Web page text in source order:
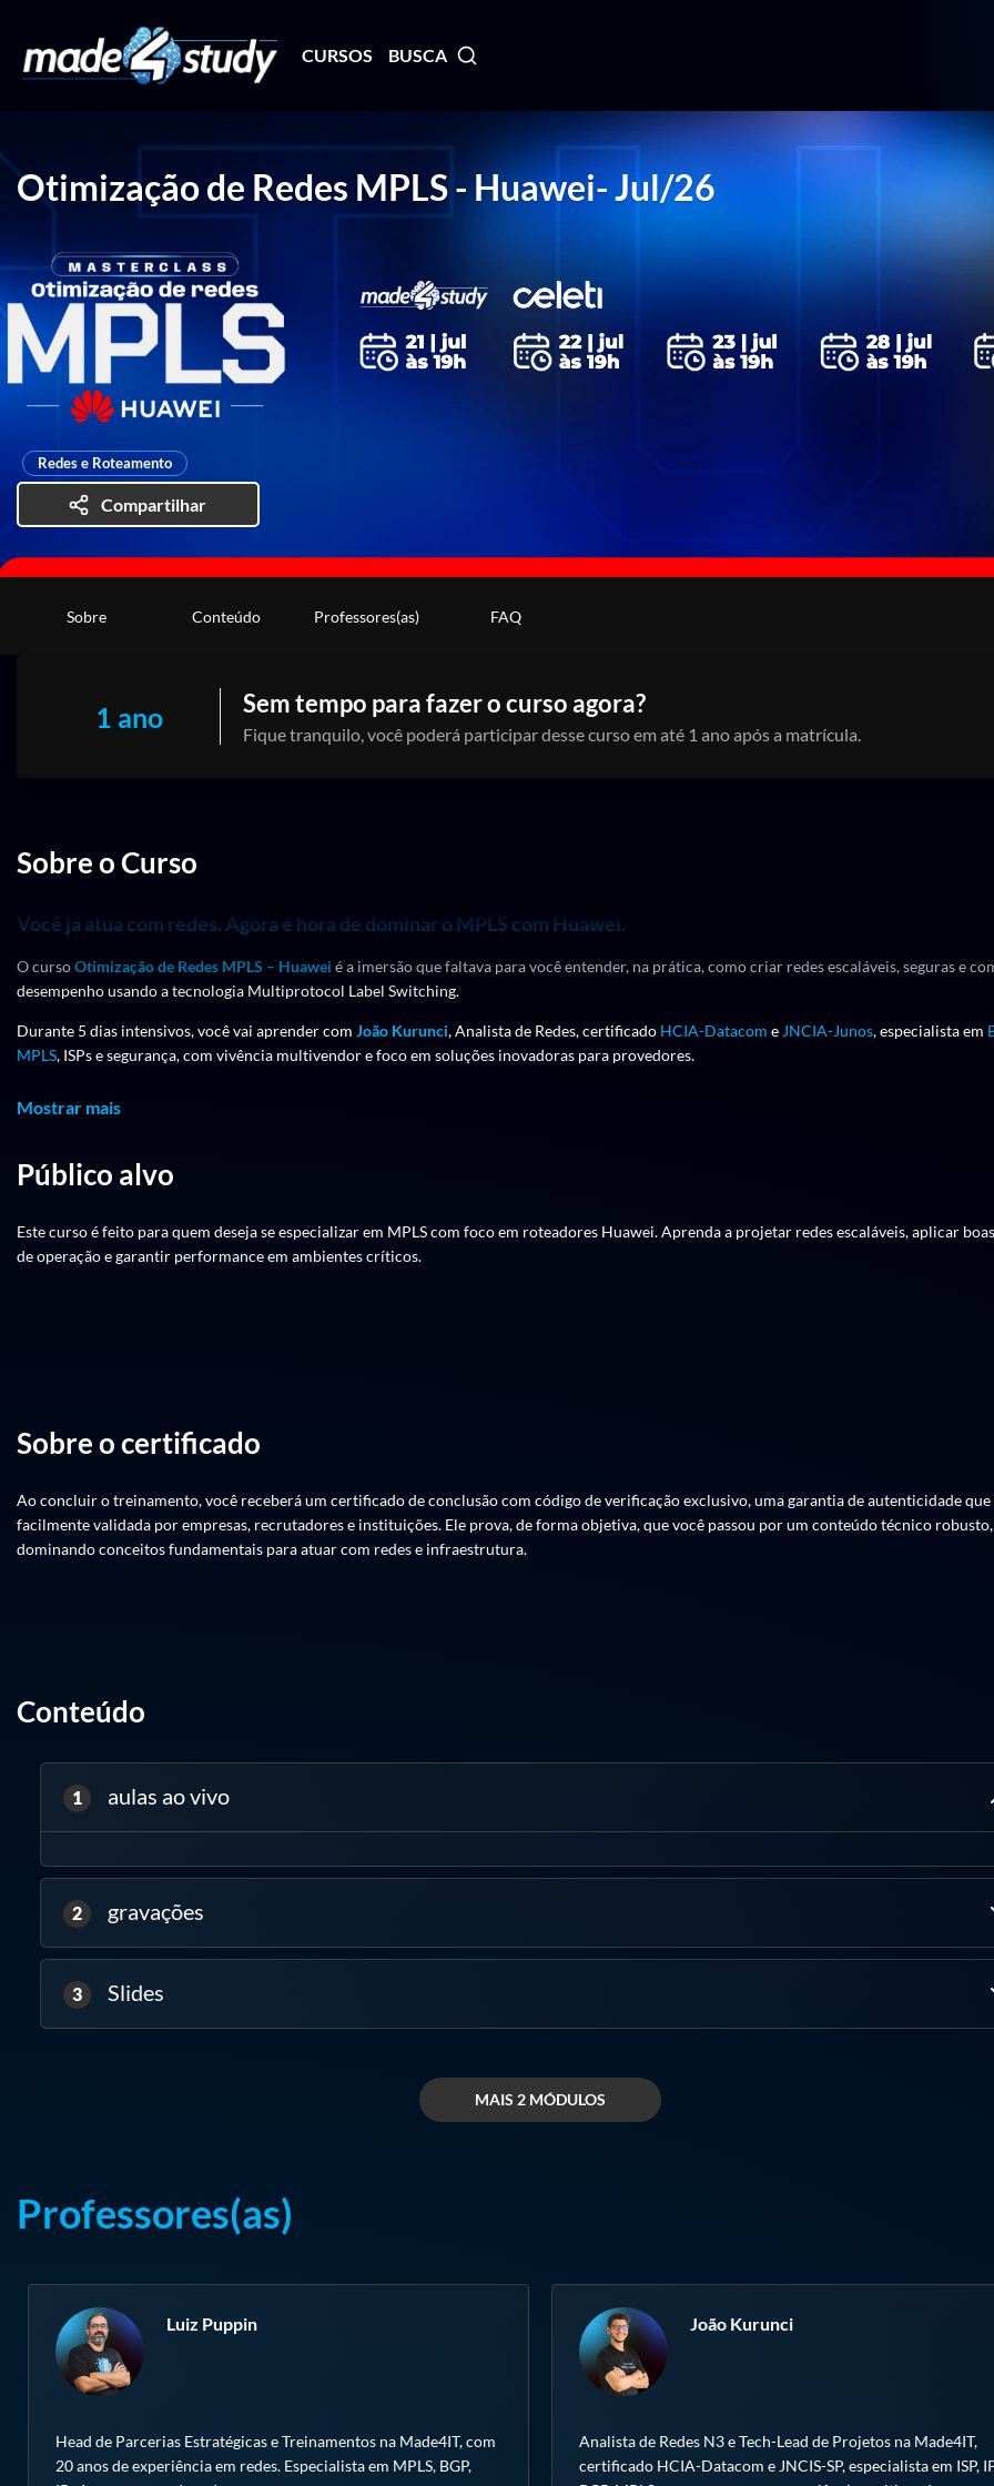
CURSOS BUSCA
Otimização de Redes MPLS - Huawei- Jul/26
Redes e Roteamento
Compartilhar
Sobre Conteúdo Professores(as) FAQ
1 ano Sem tempo para fazer o curso agora?
Fique tranquilo, você poderá participar desse curso em até 1 ano após a matrícula.
Sobre o Curso
Você já atua com redes. Agora é hora de dominar o MPLS com Huawei.
O cursoOtimização de Redes MPLS – Huawei é a imersão que faltava para você entender, na prática, como criar redes escaláveis, seguras e
desempenho usando a tecnologia Multiprotocol Label Switching.
Durante 5 dias intensivos, você vai aprender com João Kurunci, Analista de Redes, certificado HCIA-Datacom e JNCIA-Junos, especialista em
MPLS, ISPs e segurança, com vivência multivendor e foco em soluções inovadoras para provedores.
Datas: 21, 22, 23, 28 e 29 de julho
Formato: 100% online
Módulo 0: Apresentação
Módulo 1: Fundamentos do MPLS
Módulo 2: LDP e Controle de Rótulos
Laboratório 2: Configuração de LDP e controle de rótulos
Módulo 3: Engenharia de Tráfego MPLS-TE
Domine a engenharia de tráfego para otimizar roteamento e melhorar a eficiência da rede.
Laboratório 3: Implementação de MPLS-TE e otimização de tráfego
Módulo 4: VPNs MPLS (L2 e L3)
Implemente políticas de segurança, controle de acesso e mitigação de ataques em redes MPLS.
Módulo 6: Monitoramento e Troubleshooting
Utilize ferramentas de diagnóstico, análise de desempenho e resolução de falhas em redes MPLS.
Mostrar mais
Público alvo
Este curso é feito para quem deseja se especializar em MPLS com foco em roteadores Huawei. Aprenda a projetar redes escaláveis, aplicar
de operação e garantir performance em ambientes críticos.
Sobre o certificado
Ao concluir o treinamento, você receberá um certificado de conclusão com código de verificação exclusivo, uma garantia de autenticidade que
facilmente validada por empresas, recrutadores e instituições. Ele prova, de forma objetiva, que você passou por um conteúdo técnico robusto,
dominando conceitos fundamentais para atuar com redes e infraestrutura.
Conteúdo
1 aulas ao vivo
2 gravações
3 Slides
MAIS 2 MÓDULOS
Professores(as)
Luiz Puppin
Head de Parcerias Estratégicas e Treinamentos na Made4IT, com
20 anos de experiência em redes. Especialista em MPLS, BGP,
João Kurunci
Analista de Redes N3 e Tech-Lead de Projetos na Made4IT,
certificado HCIA-Datacom e JNCIS-SP, especialista em ISP,